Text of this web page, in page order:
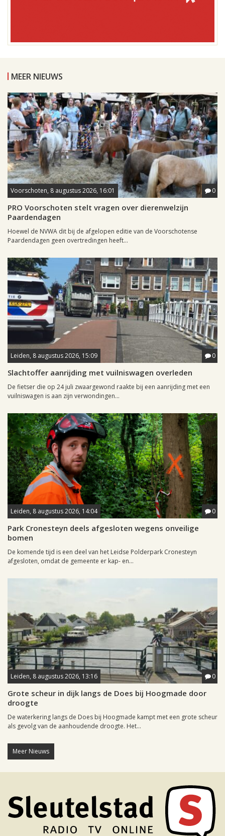
MEER NIEUWS
Voorschoten, 8 augustus 2026, 16:01 0
PRO Voorschoten stelt vragen over dierenwelzijn
Paardendagen
Hoewel de NVWA dit bij de afgelopen editie van de Voorschotense
Paardendagen geen overtredingen heeft...
Leiden, 8 augustus 2026, 15:09 0
Slachtoffer aanrijding met vuilniswagen overleden
De fietser die op 24 juli zwaargewond raakte bij een aanrijding met een
vuilniswagen is aan zijn verwondingen...
Leiden, 8 augustus 2026, 14:04 0
Park Cronesteyn deels afgesloten wegens onveilige
bomen
De komende tijd is een deel van het Leidse Polderpark Cronesteyn
afgesloten, omdat de gemeente er kap- en...
Leiden, 8 augustus 2026, 13:16 0
Grote scheur in dijk langs de Does bij Hoogmade door
droogte
De waterkering langs de Does bij Hoogmade kampt met een grote scheur
als gevolg van de aanhoudende droogte. Het...
Meer Nieuws